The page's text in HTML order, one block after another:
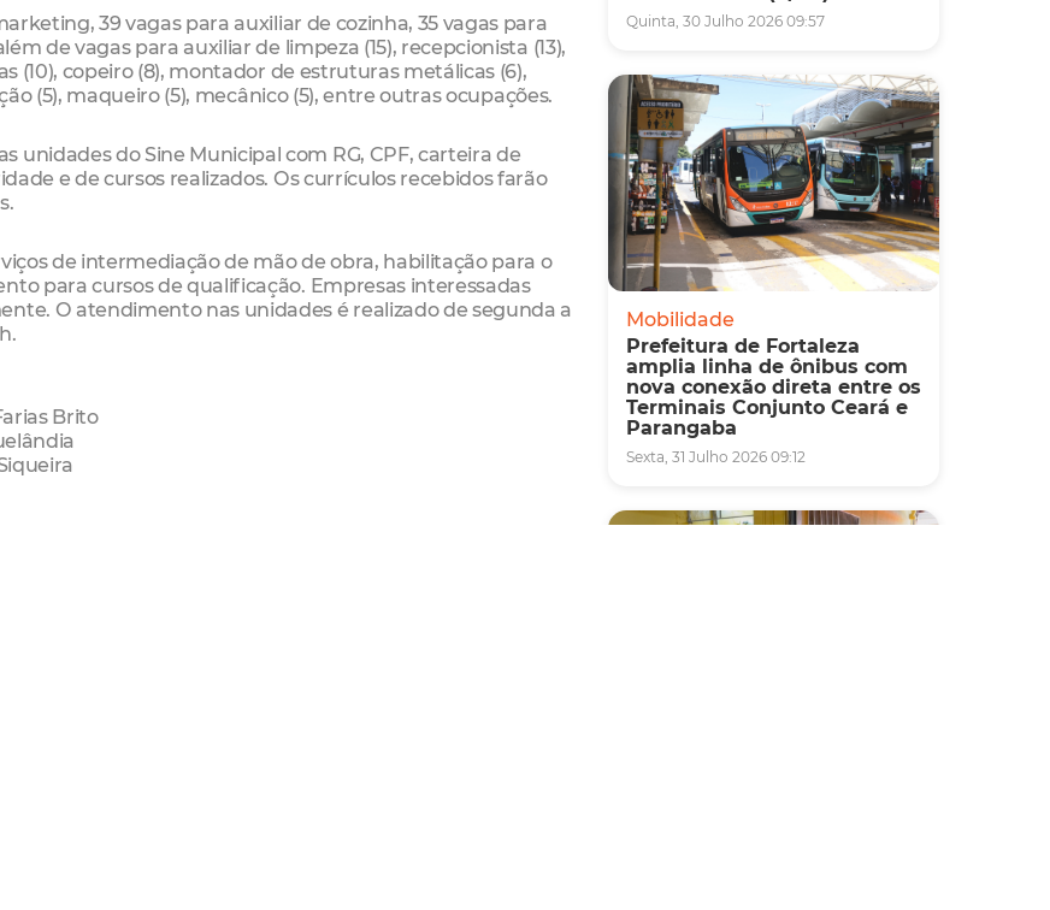
39 vagas para auxiliar de cozinha, 35 vagas para
de vagas para auxiliar de limpeza (15), recepcionista (13),
(10), copeiro (8), montador de estruturas metálicas (6),
(5), maqueiro (5), mecânico (5), entre outras ocupações.
unidades do Sine Municipal com RG, CPF, carteira de
e de cursos realizados. Os currículos recebidos farão
de intermediação de mão de obra, habilitação para o
para cursos de qualificação. Empresas interessadas
O atendimento nas unidades é realizado de segunda a
Brito
Quinta, 30 Julho 2026 09:57
Mobilidade
Prefeitura de Fortaleza
amplia linha de ônibus com
nova conexão direta entre os
Terminais Conjunto Ceará e
Parangaba
Sexta, 31 Julho 2026 09:12